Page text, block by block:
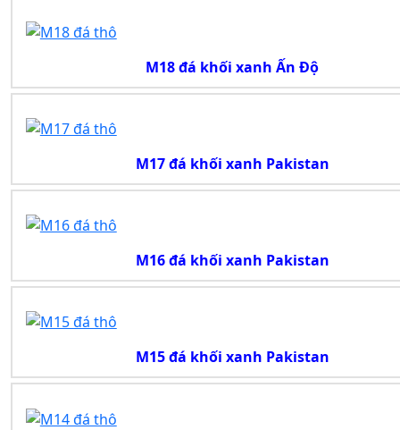
M18 đá khối xanh Ấn Độ
M17 đá khối xanh Pakistan
M16 đá khối xanh Pakistan
M15 đá khối xanh Pakistan